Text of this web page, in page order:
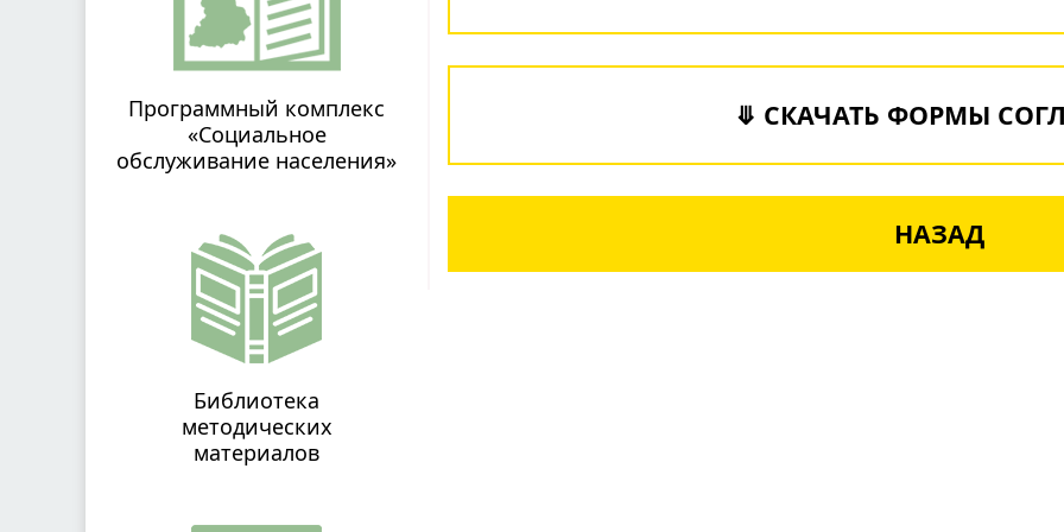
⤋ СКАЧАТЬ ФОРМЫ
НАЗАД
Программный комплекс
«Социальное
обслуживание населения»
Библиотека
методических
материалов